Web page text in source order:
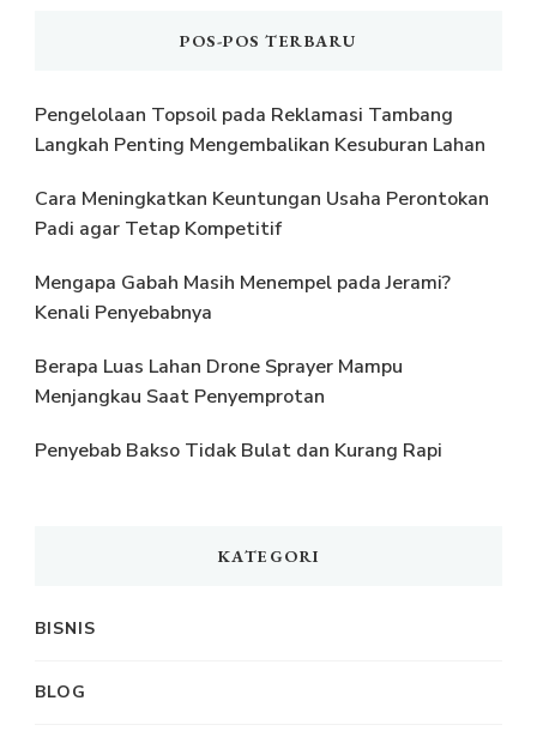
POS-POS TERBARU
Pengelolaan Topsoil pada Reklamasi Tambang
Langkah Penting Mengembalikan Kesuburan Lahan
Cara Meningkatkan Keuntungan Usaha Perontokan
Padi agar Tetap Kompetitif
Mengapa Gabah Masih Menempel pada Jerami?
Kenali Penyebabnya
Berapa Luas Lahan Drone Sprayer Mampu
Menjangkau Saat Penyemprotan
Penyebab Bakso Tidak Bulat dan Kurang Rapi
KATEGORI
BISNIS
BLOG